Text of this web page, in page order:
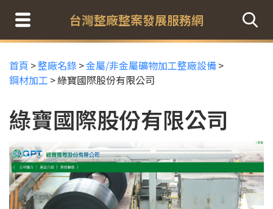
台灣整廠整案發展服務網
首頁 >整廠名錄>金屬/非金屬礦物加工整廠設備 >
鋼材加工 >綠寶國際股份有限公司
綠寶國際股份有限公司